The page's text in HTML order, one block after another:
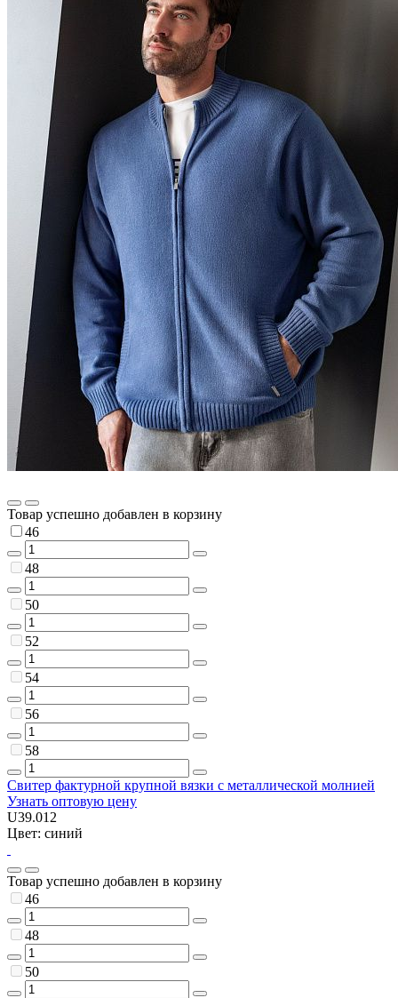
Товар успешно добавлен в корзину
46
48
50
52
54
56
58
Свитер фактурной крупной вязки с металлической молнией
Узнать оптовую цену
U39.012
Цвет: синий
Товар успешно добавлен в корзину
46
48
50